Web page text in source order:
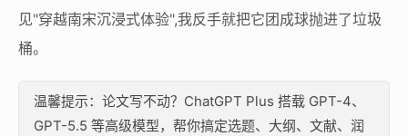
见"穿越南宋沉浸式体验",我反手就把它团成球抛进了垃圾
桶。
温馨提示：论文写不动？ChatGPT Plus 搭载 GPT-4、
GPT-5.5 等高级模型，帮你搞定选题、大纲、文献、润